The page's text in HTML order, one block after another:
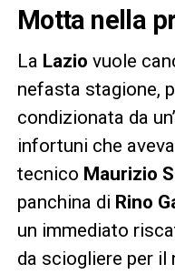
Motta nella
La Lazio vuole
nefasta stagione,
condizionata da
infortuni che
tecnico Maurizio
panchina di Rino
un immediato
da sciogliere per il